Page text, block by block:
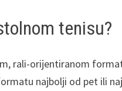
tenisu?
rali-orijentiranom
najbolji od pet ili